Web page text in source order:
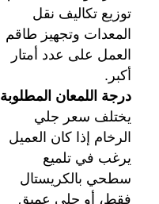
توزيع تكاليف نقل
المعدات وتجهيز طاقم
العمل على عدد أمتار
أكبر.
درجة اللمعان المطلوبة
يختلف سعر جلي
الرخام إذا كان العميل
يرغب في تلميع
سطحي بالكريستال
فقط، أو جلي عميق